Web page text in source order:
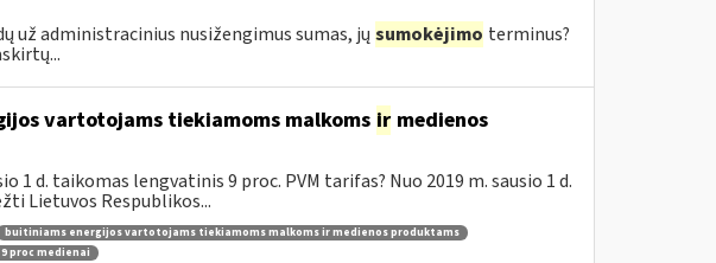
už administracinius nusižengimus sumas, jų sumokėjimo terminus?
vartotojams tiekiamoms malkoms irmedienos
1 d. taikomas lengvatinis 9 proc. PVM tarifas? Nuo 2019 m. sausio 1 d.
Lietuvos Respublikos...
buitiniams energijos vartotojams tiekiamoms malkoms ir medienos produktams
9 proc medienai